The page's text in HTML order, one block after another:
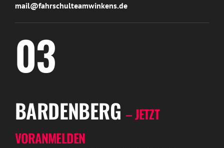
mail@fahrschulteamwinkens.de
03
BARDENBERG– JETZT
VORANMELDEN